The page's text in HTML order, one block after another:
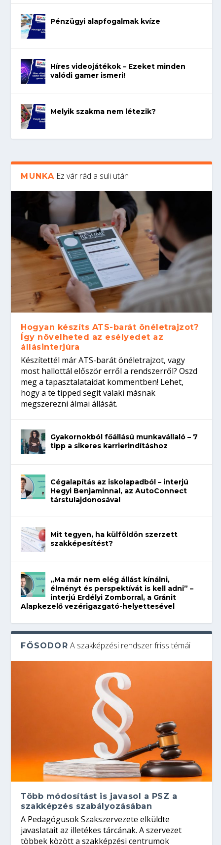
Pénzügyi alapfogalmak kvíze
Híres videojátékok – Ezeket minden
valódi gamer ismeri!
Melyik szakma nem létezik?
MUNKA Ez vár rád a suli után
Hogyan készíts ATS-barát önéletrajzot?
Így növelheted az esélyedet az
állásinterjúra
Készítettél már ATS-barát önéletrajzot, vagy
most hallottál először erről a rendszerről? Oszd
meg a tapasztalataidat kommentben! Lehet,
hogy a te tipped segít valaki másnak
megszerezni álmai állását.
Gyakornokból főállású munkavállaló – 7
tipp a sikeres karrierindításhoz
Cégalapítás az iskolapadból – interjú
Hegyi Benjaminnal, az AutoConnect
társtulajdonosával
Mit tegyen, ha külföldön szerzett
szakképesítést?
„Ma már nem elég állást kínálni,
élményt és perspektívát is kell adni” –
interjú Erdélyi Zomborral, a Gránit
Alapkezelő vezérigazgató-helyettesével
FŐSODOR A szakképzési rendszer friss témái
Több módosítást is javasol a PSZ a
szakképzés szabályozásában
A Pedagógusok Szakszervezete elküldte
javaslatait az illetékes tárcának. A szervezet
többek között a szakképzési centrumok